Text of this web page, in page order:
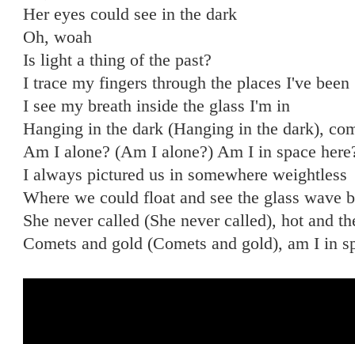
Her eyes could see in the dark
Oh, woah
Is light a thing of the past?
I trace my fingers through the places I've been
I see my breath inside the glass I'm in
Hanging in the dark (Hanging in the dark),
Am I alone? (Am I alone?) Am I in space
I always pictured us in somewhere weightless
Where we could float and see the glass wave
She never called (She never called), hot and
Comets and gold (Comets and gold), am I in